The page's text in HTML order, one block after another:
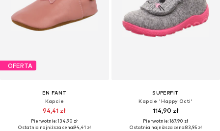
OFERTA
EN FANT
Kapcie
94,41 zł
Pierwotnie: 134,90 zł
Ostatnia najniższa cena:94,41 zł
SUPERFIT
Kapcie 'Happy Octi'
114,90 zł
Pierwotnie: 167,90 zł
Ostatnia najniższa cena:83,95 zł